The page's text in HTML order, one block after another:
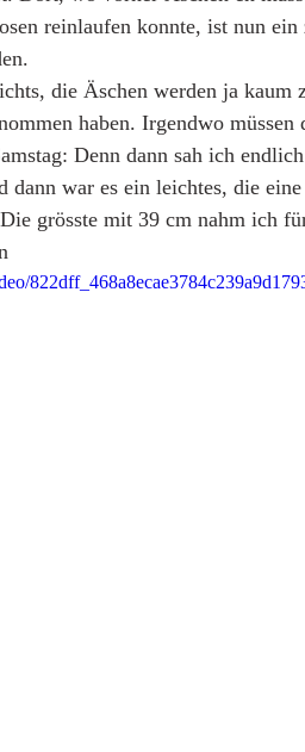
reinlaufen konnte, ist nun
die Äschen werden ja kaum
haben. Irgendwo müssen
Denn dann sah ich
dann war es ein leichtes, die
grösste mit 39 cm nahm ich